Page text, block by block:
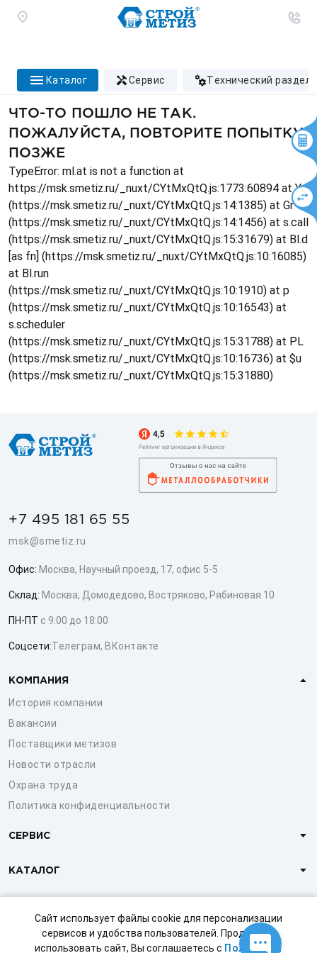
Сайт использует файлы cookie для персонализации
сервисов и удобства пользователей. Продолжая
использовать сайт, Вы соглашаетесь с Политикой
каталог сервис технический раздел
ЧТО-ТО ПОШЛО НЕ ТАК.
ПОЖАЛУЙСТА, ПОВТОРИТЕ ПОПЫТКУ
ПОЗЖЕ
TypeError: ml.at is not a function at
https://msk.smetiz.ru/_nuxt/CYtMxQtQ.js:1773:60894 at Ys
(https://msk.smetiz.ru/_nuxt/CYtMxQtQ.js:14:1385) at Gr
(https://msk.smetiz.ru/_nuxt/CYtMxQtQ.js:14:1456) at s.call
(https://msk.smetiz.ru/_nuxt/CYtMxQtQ.js:15:31679) at Bl.d
[as fn] (https://msk.smetiz.ru/_nuxt/CYtMxQtQ.js:10:16085)
at Bl.run
(https://msk.smetiz.ru/_nuxt/CYtMxQtQ.js:10:1910) at p
(https://msk.smetiz.ru/_nuxt/CYtMxQtQ.js:10:16543) at
s.scheduler
(https://msk.smetiz.ru/_nuxt/CYtMxQtQ.js:15:31788) at PL
(https://msk.smetiz.ru/_nuxt/CYtMxQtQ.js:10:16736) at $u
(https://msk.smetiz.ru/_nuxt/CYtMxQtQ.js:15:31880)
+7 495 181 65 55
msk@smetiz.ru
Офис: Москва, Научный проезд, 17, офис 5-5
Склад: Москва, Домодедово, Востряково, Рябиновая 10
ПН-ПТ с 9:00 до 18:00
Соцсети:Телеграм, ВКонтакте
КОМПАНИЯ
История компании
Вакансии
Поставщики метизов
Новости отрасли
Охрана труда
Политика конфиденциальности
СЕРВИС
КАТАЛОГ